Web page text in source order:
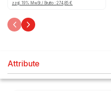
zzgl. 19% MwSt / Brutto :274,85€
Attribute